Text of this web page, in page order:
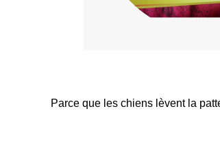
Parce que les chiens lèvent la